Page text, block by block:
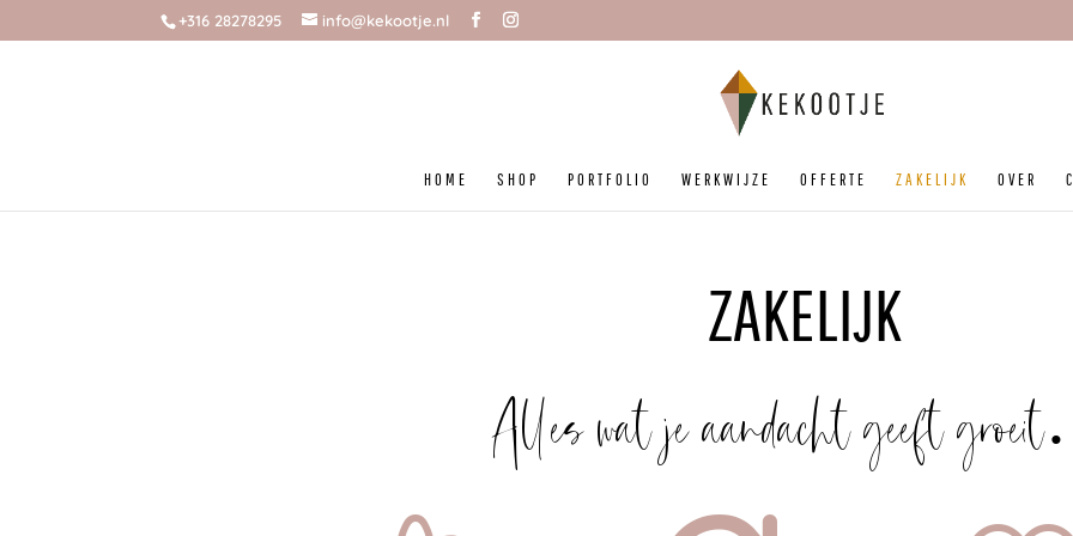
+316 28278295 info@kekootje.nl
HOME SHOP PORTFOLIO WERKWIJZE OFFERTE ZAKELIJK OVER
ZAKELIJK
Alles wat je aandacht geeft